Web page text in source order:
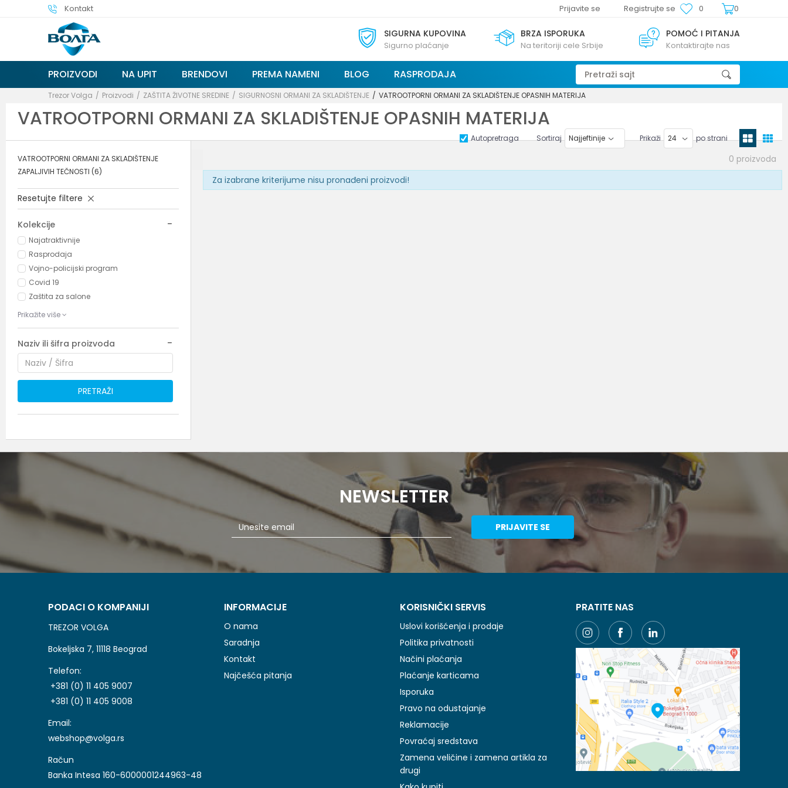
Kontakt 0
0
Prijavite se Registrujte se
SIGURNA KUPOVINA
Sigurno plaćanje
BRZA ISPORUKA
Na teritoriji cele Srbije
POMOĆ I PITANJA
Kontaktirajte nas
PROIZVODI NA UPIT BRENDOVI PREMA NAMENI BLOG RASPRODAJA Pretraži sajt
Trezor Volga Proizvodi ZAŠTITA ŽIVOTNE SREDINE SIGURNOSNI ORMANI ZA SKLADIŠTENJE VATROOTPORNI ORMANI ZA SKLADIŠTENJE OPASNIH MATERIJA
VATROOTPORNI ORMANI ZA SKLADIŠTENJE OPASNIH MATERIJA
Autopretraga Sortiraj Prikaži po strani
VATROOTPORNI ORMANI ZA SKLADIŠTENJE
ZAPALJIVIH TEČNOSTI (6)
Resetujte filtere
Kolekcije
Najatraktivnije
Rasprodaja
Vojno-policijski program
Covid 19
Zaštita za salone
Prikažite više
Naziv ili šifra proizvoda
PRETRAŽI
0 proizvoda
Za izabrane kriterijume nisu pronađeni proizvodi!
NEWSLETTER
PRIJAVITE SE
PODACI O KOMPANIJI
TREZOR VOLGA
Bokeljska 7, 11118 Beograd
Telefon:
+381 (0) 11 405 9007
+381 (0) 11 405 9008
Email:
webshop@volga.rs
Račun
Banka Intesa 160-6000001244963-48
INFORMACIJE
O nama
Saradnja
Kontakt
Najčešća pitanja
KORISNIČKI SERVIS
Uslovi korišćenja i prodaje
Politika privatnosti
Načini plaćanja
Plaćanje karticama
Isporuka
Pravo na odustajanje
Reklamacije
Povraćaj sredstava
Zamena veličine i zamena artikla za
drugi
PRATITE NAS